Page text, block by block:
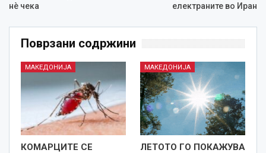
нè чека
електраните во Иран
Поврзани содржини
МАКЕДОНИЈА
КОМАРЦИТЕ СЕ
МАКЕДОНИЈА
ЛЕТОТО ГО ПОКАЖУВА